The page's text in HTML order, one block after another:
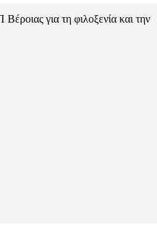
για τη φιλοξενία και την